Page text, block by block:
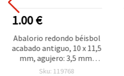
1.00 €
Abalorio redondo béisbol
acabado antiguo, 10 x 11,5
mm, agujero: 3,5 mm,
marrón – 50 g (~65 uds)
Sku: 119768